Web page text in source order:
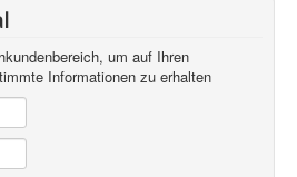
um auf Ihren
Informationen zu erhalten